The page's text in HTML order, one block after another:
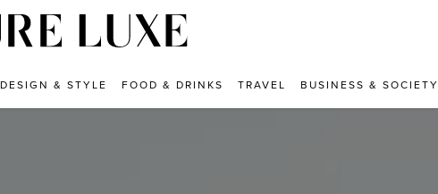
DESIGN & STYLE FOOD & DRINKS TRAVEL BUSINESS & SOCIETY